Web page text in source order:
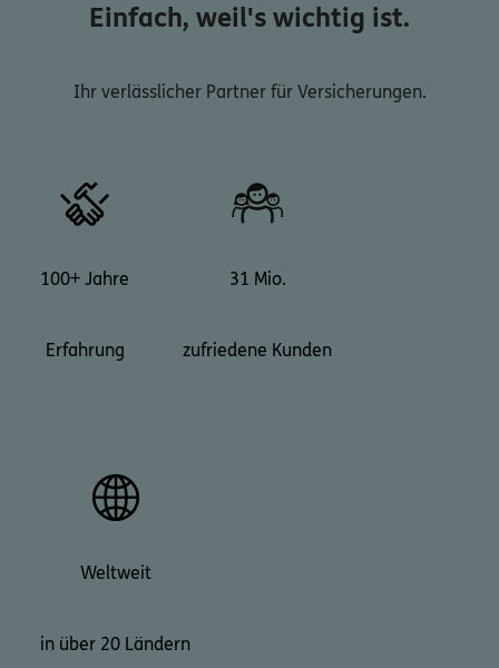
Einfach, weil's wichtig ist.
Ihr verlässlicher Partner für Versicherungen.
100+ Jahre
Erfahrung
31 Mio.
zufriedene Kunden
Weltweit
in über 20 Ländern